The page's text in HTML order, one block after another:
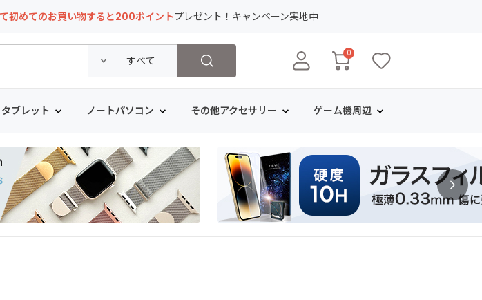
初めてのお買い物すると200ポイントプレゼント！キャンペーン実地中
0
タブレット ノートパソコン その他アクセサリー ゲーム機周辺